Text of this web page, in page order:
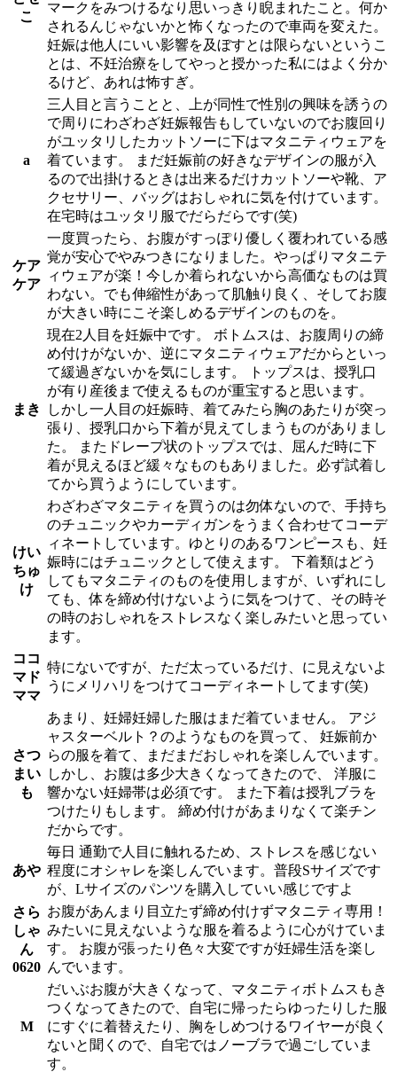
こ
マークをみつけるなり思いっきり睨まれたこと。何か
されるんじゃないかと怖くなったので車両を変えた。
妊娠は他人にいい影響を及ぼすとは限らないというこ
とは、不妊治療をしてやっと授かった私にはよく分か
るけど、あれは怖すぎ。
a
三人目と言うことと、上が同性で性別の興味を誘うの
で周りにわざわざ妊娠報告もしていないのでお腹回り
がユッタリしたカットソーに下はマタニティウェアを
着ています。 まだ妊娠前の好きなデザインの服が入
るので出掛けるときは出来るだけカットソーや靴、ア
クセサリー、バッグはおしゃれに気を付けています。
在宅時はユッタリ服でだらだらです(笑)
ケア
ケア
一度買ったら、お腹がすっぽり優しく覆われている感
覚が安心でやみつきになりました。やっぱりマタニテ
ィウェアが楽！今しか着られないから高価なものは買
わない。でも伸縮性があって肌触り良く、そしてお腹
が大きい時にこそ楽しめるデザインのものを。
まき
現在2人目を妊娠中です。 ボトムスは、お腹周りの締
め付けがないか、逆にマタニティウェアだからといっ
て緩過ぎないかを気にします。 トップスは、授乳口
が有り産後まで使えるものが重宝すると思います。
しかし一人目の妊娠時、着てみたら胸のあたりが突っ
張り、授乳口から下着が見えてしまうものがありまし
た。 またドレープ状のトップスでは、屈んだ時に下
着が見えるほど緩々なものもありました。必ず試着し
てから買うようにしています。
けい
ちゅ
け
わざわざマタニティを買うのは勿体ないので、手持ち
のチュニックやカーディガンをうまく合わせてコーデ
ィネートしています。ゆとりのあるワンピースも、妊
娠時にはチュニックとして使えます。 下着類はどう
してもマタニティのものを使用しますが、いずれにし
ても、体を締め付けないように気をつけて、その時そ
の時のおしゃれをストレスなく楽しみたいと思ってい
ます。
ココ
マド
ママ
特にないですが、ただ太っているだけ、に見えないよ
うにメリハリをつけてコーディネートしてます(笑)
さつ
まい
も
あまり、妊婦妊婦した服はまだ着ていません。 アジ
ャスターベルト？のようなものを買って、 妊娠前か
らの服を着て、まだまだおしゃれを楽しんでいます。
しかし、お腹は多少大きくなってきたので、 洋服に
響かない妊婦帯は必須です。 また下着は授乳ブラを
つけたりもします。 締め付けがあまりなくて楽チン
だからです。
あや
毎日 通勤で人目に触れるため、ストレスを感じない
程度にオシャレを楽しんでいます。普段Sサイズです
が、Lサイズのパンツを購入していい感じですよ
さら
しゃ
ん
0620
お腹があんまり目立たず締め付けずマタニティ専用！
みたいに見えないような服を着るように心がけていま
す。 お腹が張ったり色々大変ですが妊婦生活を楽し
んでいます。
M
だいぶお腹が大きくなって、マタニティボトムスもき
つくなってきたので、自宅に帰ったらゆったりした服
にすぐに着替えたり、胸をしめつけるワイヤーが良く
ないと聞くので、自宅ではノーブラで過ごしていま
す。